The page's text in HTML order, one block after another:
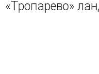
«Тропарево»